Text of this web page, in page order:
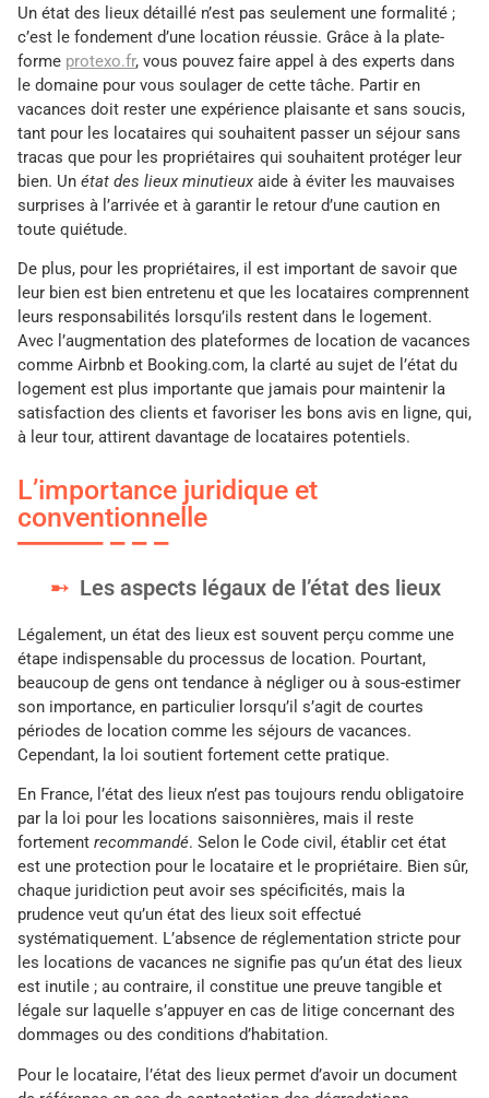
Un état des lieux détaillé n’est pas seulement une formalité ;
c’est le fondement d’une location réussie. Grâce à la plate-
forme protexo.fr, vous pouvez faire appel à des experts dans
le domaine pour vous soulager de cette tâche. Partir en
vacances doit rester une expérience plaisante et sans soucis,
tant pour les locataires qui souhaitent passer un séjour sans
tracas que pour les propriétaires qui souhaitent protéger leur
bien. Un état des lieux minutieux aide à éviter les mauvaises
surprises à l’arrivée et à garantir le retour d’une caution en
toute quiétude.
De plus, pour les propriétaires, il est important de savoir que
leur bien est bien entretenu et que les locataires comprennent
leurs responsabilités lorsqu’ils restent dans le logement.
Avec l’augmentation des plateformes de location de vacances
comme Airbnb et Booking.com, la clarté au sujet de l’état du
logement est plus importante que jamais pour maintenir la
satisfaction des clients et favoriser les bons avis en ligne, qui,
à leur tour, attirent davantage de locataires potentiels.
L’importance juridique et
conventionnelle
Les aspects légaux de l’état des lieux
Légalement, un état des lieux est souvent perçu comme une
étape indispensable du processus de location. Pourtant,
beaucoup de gens ont tendance à négliger ou à sous-estimer
son importance, en particulier lorsqu’il s’agit de courtes
périodes de location comme les séjours de vacances.
Cependant, la loi soutient fortement cette pratique.
En France, l’état des lieux n’est pas toujours rendu obligatoire
par la loi pour les locations saisonnières, mais il reste
fortement recommandé. Selon le Code civil, établir cet état
est une protection pour le locataire et le propriétaire. Bien sûr,
chaque juridiction peut avoir ses spécificités, mais la
prudence veut qu’un état des lieux soit effectué
systématiquement. L’absence de réglementation stricte pour
les locations de vacances ne signifie pas qu’un état des lieux
est inutile ; au contraire, il constitue une preuve tangible et
légale sur laquelle s’appuyer en cas de litige concernant des
dommages ou des conditions d’habitation.
Pour le locataire, l’état des lieux permet d’avoir un document